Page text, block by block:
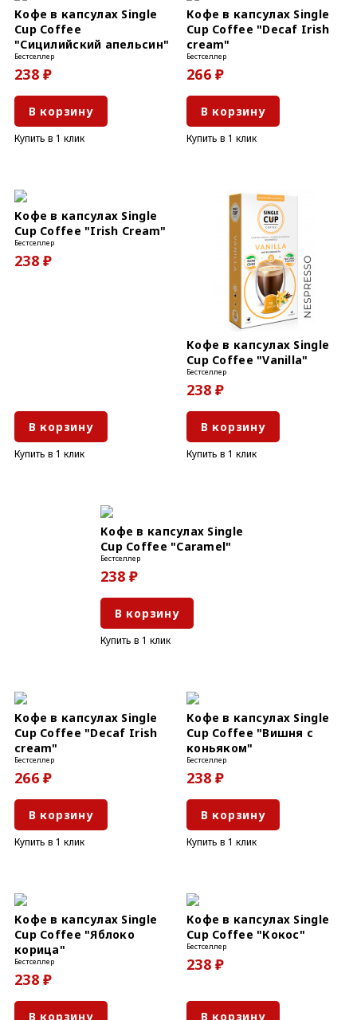
Кофе в капсулах Single
Cup Coffee
"Сицилийский апельсин"
Бестселлер
238 ₽
В корзину
Купить в 1 клик
Кофе в капсулах Single
Cup Coffee "Decaf Irish
cream"
Бестселлер
266 ₽
В корзину
Купить в 1 клик
Кофе в капсулах Single
Cup Coffee "Irish Cream"
Бестселлер
238 ₽
В корзину
Купить в 1 клик
Кофе в капсулах Single
Cup Coffee "Vanilla"
Бестселлер
238 ₽
В корзину
Купить в 1 клик
Кофе в капсулах Single
Cup Coffee "Caramel"
Бестселлер
238 ₽
В корзину
Купить в 1 клик
Кофе в капсулах Single
Cup Coffee "Decaf Irish
cream"
Бестселлер
266 ₽
В корзину
Купить в 1 клик
Кофе в капсулах Single
Cup Coffee "Вишня с
коньяком"
Бестселлер
238 ₽
В корзину
Купить в 1 клик
Кофе в капсулах Single
Cup Coffee "Яблоко
корица"
Бестселлер
238 ₽
В корзину
Кофе в капсулах Single
Cup Coffee "Кокос"
Бестселлер
238 ₽
В корзину